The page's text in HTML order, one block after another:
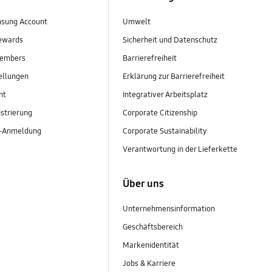
Account
Umwelt
Sicherheit und Datenschutz
Barrierefreiheit
Erklärung zur Barrierefreiheit
Integrativer Arbeitsplatz
Corporate Citizenship
Corporate Sustainability
Verantwortung in der Lieferkette
Über uns
Unternehmensinformation
Geschäftsbereich
Markenidentität
Jobs & Karriere